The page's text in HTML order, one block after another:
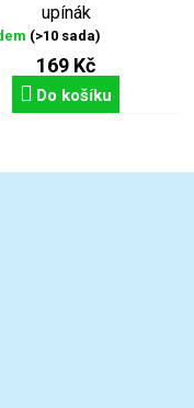
upínák
(>10 sada)
169 Kč
Do košíku